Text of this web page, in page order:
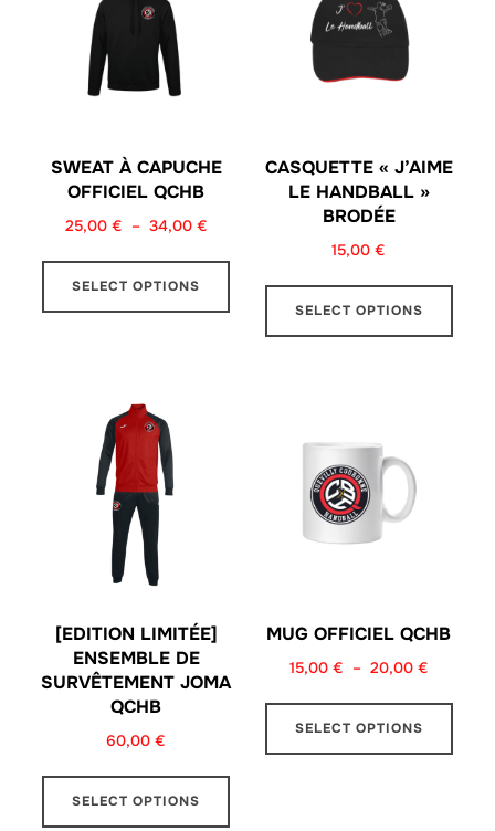
SWEAT À CAPUCHE
OFFICIEL QCHB
25,00 € – 34,00 €
SELECT OPTIONS
CASQUETTE « J’AIME
LE HANDBALL »
BRODÉE
15,00€
SELECT OPTIONS
[EDITION LIMITÉE]
ENSEMBLE DE
SURVÊTEMENT JOMA
QCHB
60,00€
SELECT OPTIONS
MUG OFFICIEL QCHB
15,00 € – 20,00 €
SELECT OPTIONS